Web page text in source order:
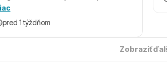
v Turecku. Vďaka vám sme
nádherný čas, na ktorý budeme
pred 1 týždňom
Zobraziť